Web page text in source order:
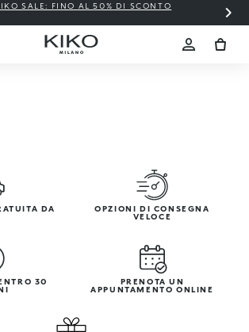
SALE: FINO AL 50% DI SCONTO
DA
OPZIONI DI CONSEGNA
VELOCE
30
PRENOTA UN
APPUNTAMENTO ONLINE